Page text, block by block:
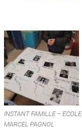
INSTANT FAMILLE – ECOLE
MARCEL PAGNOL